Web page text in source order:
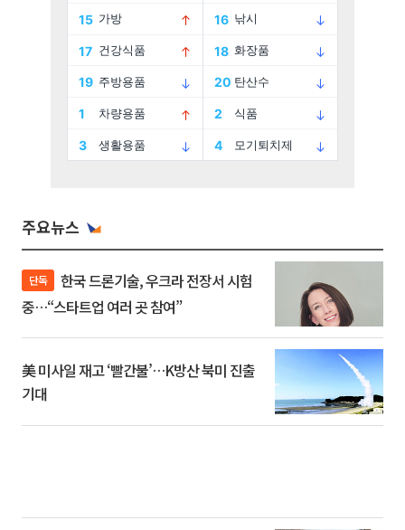
주요뉴스
단독
중…“스타트업 여러 곳 참여”
美 미사일 재고 ‘빨간불’…K방산 북미 진출
기대